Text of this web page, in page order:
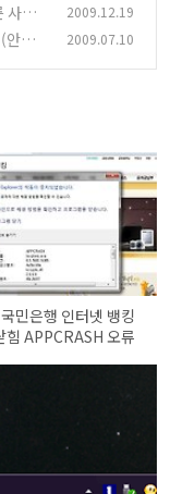
사람
2009.12.19
안전
2009.07.10
민은행 인터넷 뱅킹
힘 APPCRASH 오류